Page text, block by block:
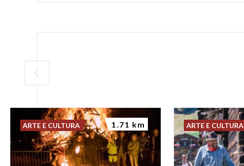
ARTE E CULTURA 1.71 km ARTE E CULTURA